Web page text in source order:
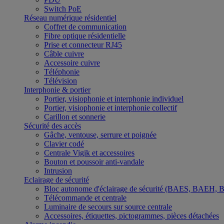
Switch PoE
Réseau numérique résidentiel
Coffret de communication
Fibre optique résidentielle
Prise et connecteur RJ45
Câble cuivre
Accessoire cuivre
Téléphonie
Télévision
Interphonie & portier
Portier, visiophonie et interphonie individuel
Portier, visiophonie et interphonie collectif
Carillon et sonnerie
Sécurité des accès
Gâche, ventouse, serrure et poignée
Clavier codé
Centrale Vigik et accessoires
Bouton et poussoir anti-vandale
Intrusion
Eclairage de sécurité
Bloc autonome d'éclairage de sécurité (BAES,
Télécommande et centrale
Luminaire de secours sur source centrale
Accessoires, étiquettes, pictogrammes, pièces détachées